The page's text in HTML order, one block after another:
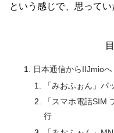
という感じで、思って
日本通信からIIJmioへ
「みおふぉん」パ
「スマホ電話SIM
行